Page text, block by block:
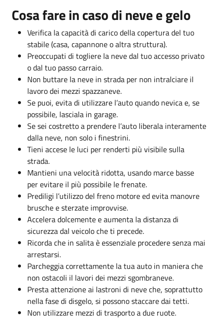
Cosa fare in caso di neve e gelo
Verifica la capacità di carico della copertura del tuo
stabile (casa, capannone o altra struttura).
Preoccupati di togliere la neve dal tuo accesso privato
o dal tuo passo carraio.
Non buttare la neve in strada per non intralciare il
lavoro dei mezzi spazzaneve.
Se puoi, evita di utilizzare l’auto quando nevica e, se
possibile, lasciala in garage.
Se sei costretto a prendere l’auto liberala interamente
dalla neve, non solo i finestrini.
Tieni accese le luci per renderti più visibile sulla
strada.
Mantieni una velocità ridotta, usando marce basse
per evitare il più possibile le frenate.
Prediligi l’utilizzo del freno motore ed evita manovre
brusche e sterzate improvvise.
Accelera dolcemente e aumenta la distanza di
sicurezza dal veicolo che ti precede.
Ricorda che in salita è essenziale procedere senza mai
arrestarsi.
Parcheggia correttamente la tua auto in maniera che
non ostacoli il lavori dei mezzi sgombraneve.
Presta attenzione ai lastroni di neve che, soprattutto
nella fase di disgelo, si possono staccare dai tetti.
Non utilizzare mezzi di trasporto a due ruote.